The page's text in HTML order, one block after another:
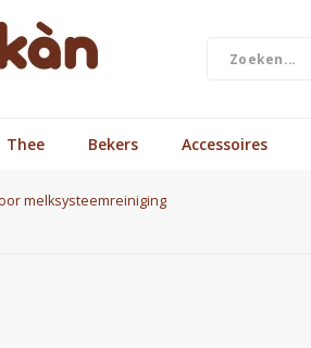
Thee Bekers Accessoires
melksysteemreiniging